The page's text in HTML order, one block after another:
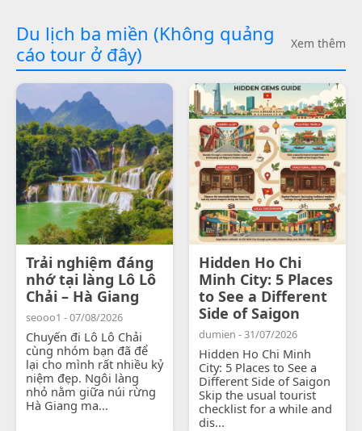
Du lịch ba miền (Không quảng
cáo tour ở đây)
Xem thêm
Trải nghiệm đáng
nhớ tại làng Lô Lô
Chải – Hà Giang
seooo1 - 07/08/2026
Chuyến đi Lô Lô Chải
cùng nhóm bạn đã để
lại cho mình rất nhiều kỷ
niệm đẹp. Ngôi làng
nhỏ nằm giữa núi rừng
Hà Giang ma...
Hidden Ho Chi
Minh City: 5 Places
to See a Different
Side of Saigon
dumien - 31/07/2026
Hidden Ho Chi Minh
City: 5 Places to See a
Different Side of Saigon
Skip the usual tourist
checklist for a while and
dis...